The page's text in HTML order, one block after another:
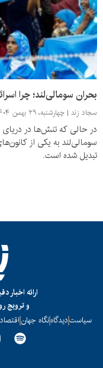
بحران سومالی‌لند؛ چرا
سجاد زند چهارشنبه، ۲۹ بهمن ۱۴۰۴
در حالی که تنش‌ها در دریای
سومالی‌لند به یکی از
تبدیل شده است.
ارائه
و ترویج
سیاستدیدگاهنگاه جهاناقتصاد